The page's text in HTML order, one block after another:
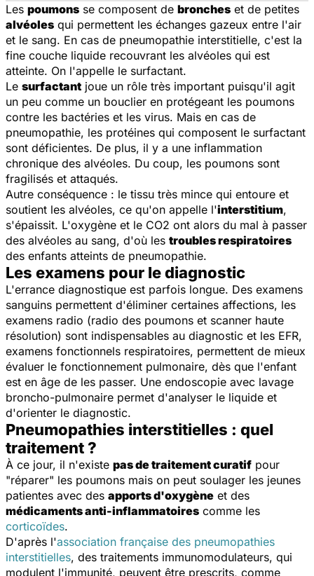
Les poumons se composent de bronches et de petites
alvéoles qui permettent les échanges gazeux entre l'air
et le sang. En cas de pneumopathie interstitielle, c'est la
fine couche liquide recouvrant les alvéoles qui est
atteinte. On l'appelle le surfactant.
Le surfactant joue un rôle très important puisqu'il agit
un peu comme un bouclier en protégeant les poumons
contre les bactéries et les virus. Mais en cas de
pneumopathie, les protéines qui composent le surfactant
sont déficientes. De plus, il y a une inflammation
chronique des alvéoles. Du coup, les poumons sont
fragilisés et attaqués.
Autre conséquence : le tissu très mince qui entoure et
soutient les alvéoles, ce qu'on appelle l'interstitium,
s'épaissit. L'oxygène et le CO2 ont alors du mal à passer
des alvéoles au sang, d'où les troubles respiratoires
des enfants atteints de pneumopathie.
Les examens pour le diagnostic
L'errance diagnostique est parfois longue. Des examens
sanguins permettent d'éliminer certaines affections, les
examens radio (radio des poumons et scanner haute
résolution) sont indispensables au diagnostic et les EFR,
examens fonctionnels respiratoires, permettent de mieux
évaluer le fonctionnement pulmonaire, dès que l'enfant
est en âge de les passer. Une endoscopie avec lavage
broncho-pulmonaire permet d'analyser le liquide et
d'orienter le diagnostic.
Pneumopathies interstitielles : quel
traitement ?
À ce jour, il n'existe pas de traitement curatif pour
"réparer" les poumons mais on peut soulager les jeunes
patientes avec des apports d'oxygène et des
médicaments anti-inflammatoires comme les
corticoïdes.
D'après l'association française des pneumopathies
interstitielles, des traitements immunomodulateurs, qui
modulent l'immunité, peuvent être prescrits, comme